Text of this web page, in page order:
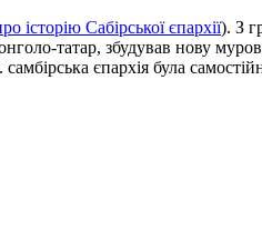
історію Сабірської єпархії). З
татар, збудував нову
єпархія була